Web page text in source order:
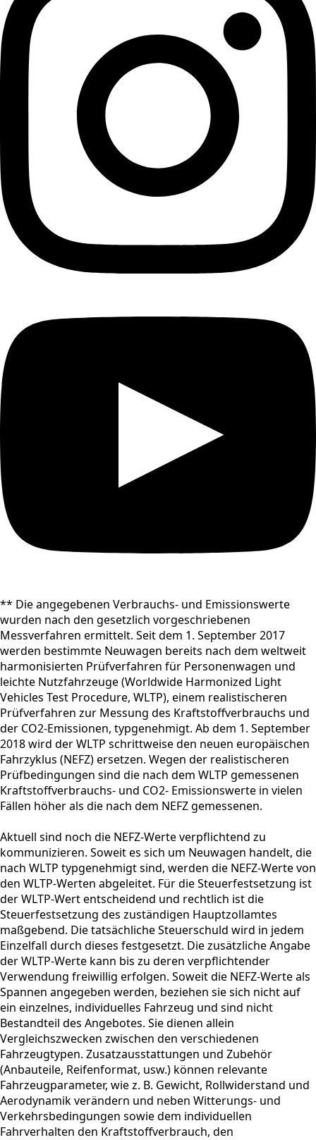
** Die angegebenen Verbrauchs- und Emissionswerte
wurden nach den gesetzlich vorgeschriebenen
Messverfahren ermittelt. Seit dem 1. September 2017
werden bestimmte Neuwagen bereits nach dem weltweit
harmonisierten Prüfverfahren für Personenwagen und
leichte Nutzfahrzeuge (Worldwide Harmonized Light
Vehicles Test Procedure, WLTP), einem realistischeren
Prüfverfahren zur Messung des Kraftstoffverbrauchs und
der CO2-Emissionen, typgenehmigt. Ab dem 1. September
2018 wird der WLTP schrittweise den neuen europäischen
Fahrzyklus (NEFZ) ersetzen. Wegen der realistischeren
Prüfbedingungen sind die nach dem WLTP gemessenen
Kraftstoffverbrauchs- und CO2- Emissionswerte in vielen
Fällen höher als die nach dem NEFZ gemessenen.
Aktuell sind noch die NEFZ-Werte verpflichtend zu
kommunizieren. Soweit es sich um Neuwagen handelt, die
nach WLTP typgenehmigt sind, werden die NEFZ-Werte von
den WLTP-Werten abgeleitet. Für die Steuerfestsetzung ist
der WLTP-Wert entscheidend und rechtlich ist die
Steuerfestsetzung des zuständigen Hauptzollamtes
maßgebend. Die tatsächliche Steuerschuld wird in jedem
Einzelfall durch dieses festgesetzt. Die zusätzliche Angabe
der WLTP-Werte kann bis zu deren verpflichtender
Verwendung freiwillig erfolgen. Soweit die NEFZ-Werte als
Spannen angegeben werden, beziehen sie sich nicht auf
ein einzelnes, individuelles Fahrzeug und sind nicht
Bestandteil des Angebotes. Sie dienen allein
Vergleichszwecken zwischen den verschiedenen
Fahrzeugtypen. Zusatzausstattungen und Zubehör
(Anbauteile, Reifenformat, usw.) können relevante
Fahrzeugparameter, wie z. B. Gewicht, Rollwiderstand und
Aerodynamik verändern und neben Witterungs- und
Verkehrsbedingungen sowie dem individuellen
Fahrverhalten den Kraftstoffverbrauch, den